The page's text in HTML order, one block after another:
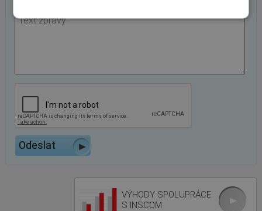
VÝHODY SPOLUPRÁCE
S INSCOM